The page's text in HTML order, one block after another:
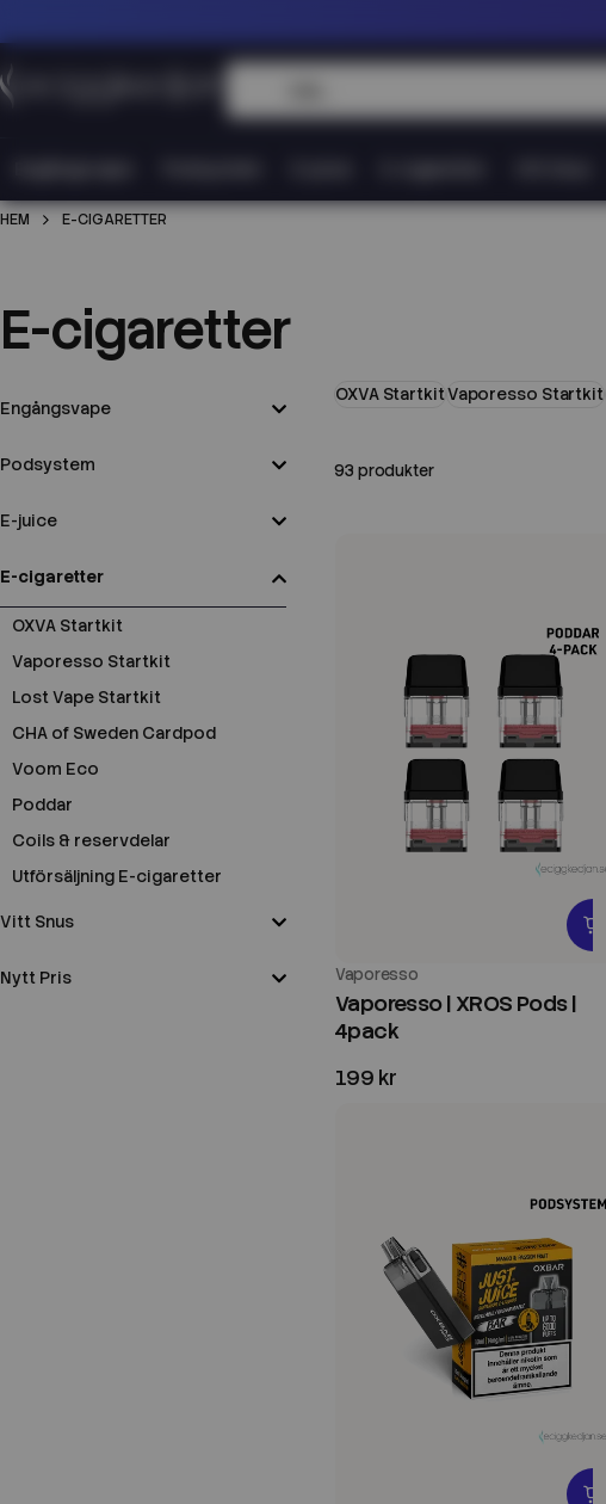
HEM E-CIGARETTER
E-cigaretter
Engångsvape
Podsystem
E-juice
E-cigaretter
OXVA Startkit
Vaporesso Startkit
Lost Vape Startkit
CHA of Sweden Cardpod
Voom Eco
Poddar
Coils & reservdelar
Utförsäljning E-cigaretter
Vitt Snus
Nytt Pris
OXVA StartkitVaporesso Startkit
93 produkter
Vaporesso
Vaporesso | XROS Pods |
4pack
199 kr